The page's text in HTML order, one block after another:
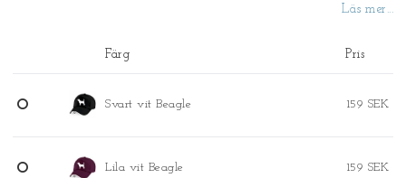
Läs mer...
Färg Pris
Svart vit Beagle 159 SEK
Lila vit Beagle 159 SEK